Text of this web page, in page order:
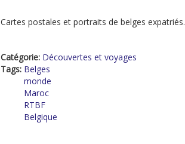
Cartes postales et portraits de belges expatriés.
Catégorie: Découvertes et voyages
Tags: Belges
monde
Maroc
RTBF
Belgique